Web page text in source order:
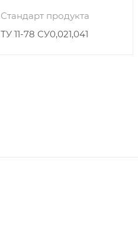
Стандарт продукта
ТУ 11-78 СУ0,021,041